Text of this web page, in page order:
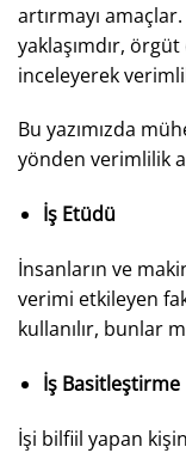
artırmayı amaçlar.
yaklaşımdır,
inceleyerek
Bu yazımızda
yönden verimlilik
İş Etüdü
İnsanların ve
verimi etkileyen
kullanılır, bunlar
İş Basitleştirme
İşi bilfiil yapan